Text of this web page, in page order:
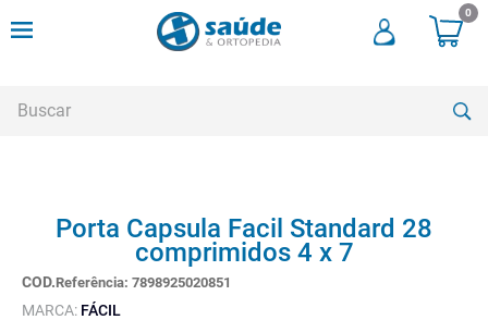
0
Porta Capsula Facil Standard 28
comprimidos 4 x 7
Referência: 7898925020851
MARCA: FÁCIL
andadores
meia compressao
3º
cadeira rodas